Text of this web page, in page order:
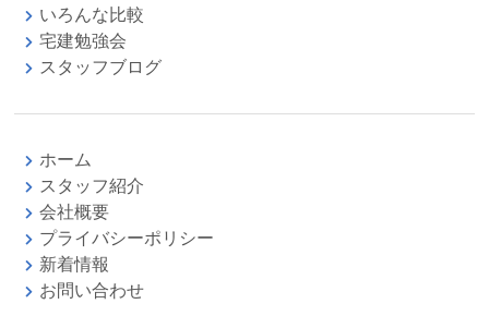
いろんな比較
宅建勉強会
スタッフブログ
ホーム
スタッフ紹介
会社概要
プライバシーポリシー
新着情報
お問い合わせ